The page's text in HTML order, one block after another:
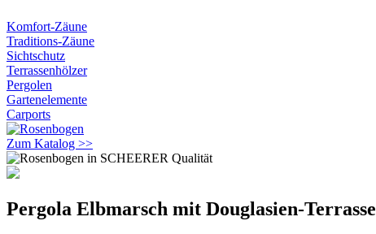
Komfort-Zäune
Traditions-Zäune
Sichtschutz
Terrassenhölzer
Pergolen
Gartenelemente
Carports
Zum Katalog >>
Pergola Elbmarsch mit Douglasien-Terrasse